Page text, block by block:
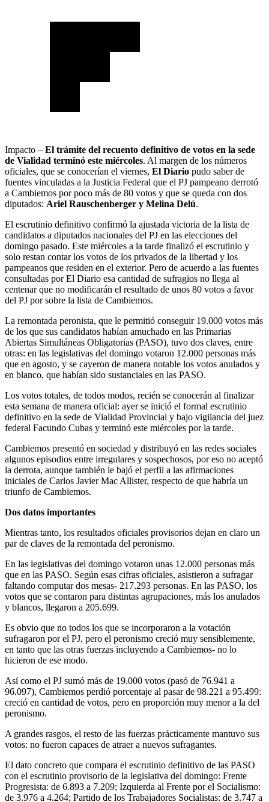
Impacto – El trámite del recuento definitivo de votos en la sede
de Vialidad terminó este miércoles. Al margen de los números
oficiales, que se conocerían el viernes, El Diario pudo saber de
fuentes vinculadas a la Justicia Federal que el PJ pampeano derrotó
a Cambiemos por poco más de 80 votos y que se queda con dos
diputados: Ariel Rauschenberger y Melina Delú.
El escrutinio definitivo confirmó la ajustada victoria de la lista de
candidatos a diputados nacionales del PJ en las elecciones del
domingo pasado. Este miércoles a la tarde finalizó el escrutinio y
solo restan contar los votos de los privados de la libertad y los
pampeanos que residen en el exterior. Pero de acuerdo a las fuentes
consultadas por El Diario esa cantidad de sufragios no llega al
centenar que no modificarán el resultado de unos 80 votos a favor
del PJ por sobre la lista de Cambiemos.
La remontada peronista, que le permitió conseguir 19.000 votos más
de los que sus candidatos habían amuchado en las Primarias
Abiertas Simultáneas Obligatorias (PASO), tuvo dos claves, entre
otras: en las legislativas del domingo votaron 12.000 personas más
que en agosto, y se cayeron de manera notable los votos anulados y
en blanco, que habían sido sustanciales en las PASO.
Los votos totales, de todos modos, recién se conocerán al finalizar
esta semana de manera oficial: ayer se inició el formal escrutinio
definitivo en la sede de Vialidad Provincial y bajo vigilancia del juez
federal Facundo Cubas y terminó este miércoles por la tarde.
Cambiemos presentó en sociedad y distribuyó en las redes sociales
algunos episodios entre irregulares y sospechosos, por eso no aceptó
la derrota, aunque también le bajó el perfil a las afirmaciones
iniciales de Carlos Javier Mac Allister, respecto de que habría un
triunfo de Cambiemos.
Dos datos importantes
Mientras tanto, los resultados oficiales provisorios dejan en claro un
par de claves de la remontada del peronismo.
En las legislativas del domingo votaron unas 12.000 personas más
que en las PASO. Según esas cifras oficiales, asistieron a sufragar
faltando computar dos mesas- 217.293 personas. En las PASO, los
votos que se contaron para distintas agrupaciones, más los anulados
y blancos, llegaron a 205.699.
Es obvio que no todos los que se incorporaron a la votación
sufragaron por el PJ, pero el peronismo creció muy sensiblemente,
en tanto que las otras fuerzas incluyendo a Cambiemos- no lo
hicieron de ese modo.
Así como el PJ sumó más de 19.000 votos (pasó de 76.941 a
96.097), Cambiemos perdió porcentaje al pasar de 98.221 a 95.499:
creció en cantidad de votos, pero en proporción muy menor a la del
peronismo.
A grandes rasgos, el resto de las fuerzas prácticamente mantuvo sus
votos: no fueron capaces de atraer a nuevos sufragantes.
El dato concreto que compara el escrutinio definitivo de las PASO
con el escrutinio provisorio de la legislativa del domingo: Frente
Progresista: de 6.893 a 7.209; Izquierda al Frente por el Socialismo:
de 3.976 a 4.264; Partido de los Trabajadores Socialistas: de 3.747 a